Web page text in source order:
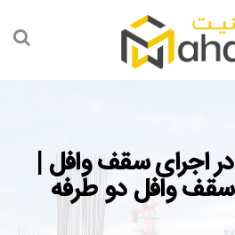
اجرای سقف وافل |
وافل دو طرفه